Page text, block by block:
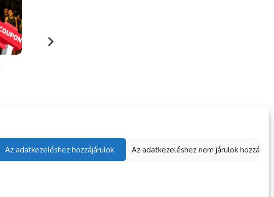
Az adatkezeléshez hozzájárulok Az adatkezeléshez nem járulok hozzá